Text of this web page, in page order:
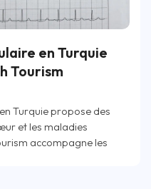
en Turquie
Tourism
Turquie propose des
et les maladies
accompagne les